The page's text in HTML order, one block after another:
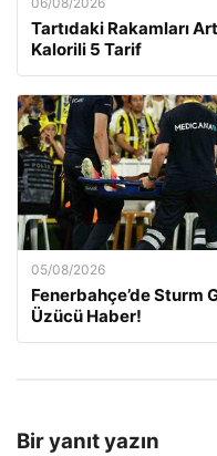
Tartıdaki Rakamları
Kalorili 5 Tarif
05/08/2026
Fenerbahçe’de Sturm
Üzücü Haber!
Bir yanıt yazın